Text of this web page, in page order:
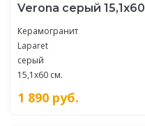
Verona серый 15,1х60
Керамогранит
Laparet
серый
15,1x60 см.
1 890 руб.